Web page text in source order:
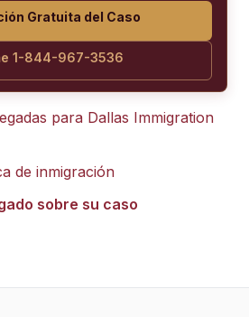
Gratuita del Caso
1-844-967-3536
para Dallas Immigration
de inmigración
sobre su caso